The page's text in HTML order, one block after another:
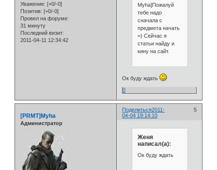
Уважение: [+0/-0]
Позитив: [+0/-0]
Провел на форуме:
31 минуту
Последний визит:
2011-04-11 12:34:42
Myha]Пожалуй
тебе надо
сначала с
предмета начать
=) Сейчас я
статьи найду и
кину на сайт.
Ок буду ждать
0
Поделиться 5
2011-
04-04 19:14:10
[PRMT]Myha
Администратор
Женя
написал(а):
Ок буду ждать